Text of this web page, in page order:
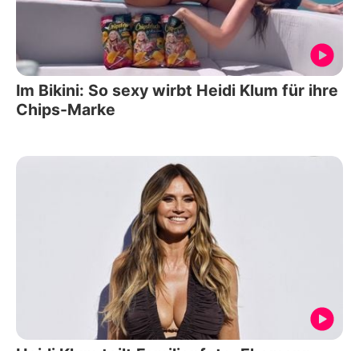
Im Bikini: So sexy wirbt Heidi Klum für ihre
Chips-Marke